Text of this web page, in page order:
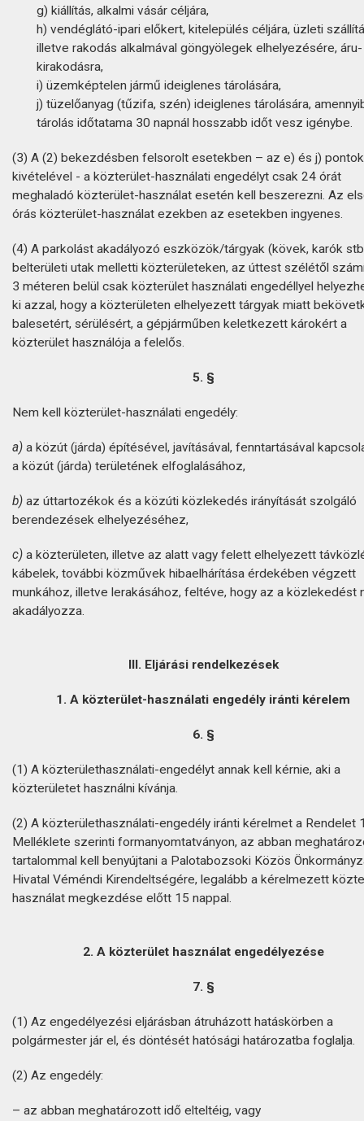
g) kiállítás, alkalmi vásár céljára,
h) vendéglátó-ipari előkert, kitelepülés céljára, üzleti
illetve rakodás alkalmával göngyölegek elhelyezésére, áru-
kirakodásra,
i) üzemképtelen jármű ideiglenes tárolására,
j) tüzelőanyag (tűzifa, szén) ideiglenes tárolására,
tárolás időtatama 30 napnál hosszabb időt vesz igénybe.
(3) A (2) bekezdésben felsorolt esetekben – az e) és j) pontok
kivételével - a közterület-használati engedélyt csak 24 órát
meghaladó közterület-használat esetén kell beszerezni. Az
órás közterület-használat ezekben az esetekben ingyenes.
(4) A parkolást akadályozó eszközök/tárgyak (kövek, karók
belterületi utak melletti közterületeken, az úttest szélétől
3 méteren belül csak közterület használati engedéllyel
ki azzal, hogy a közterületen elhelyezett tárgyak miatt
balesetért, sérülésért, a gépjárműben keletkezett károkért a
közterület használója a felelős.
5. §
Nem kell közterület-használati engedély:
a) a közút (járda) építésével, javításával, fenntartásával
a közút (járda) területének elfoglalásához,
b) az úttartozékok és a közúti közlekedés irányítását szolgáló
berendezések elhelyezéséhez,
c) a közterületen, illetve az alatt vagy felett elhelyezett
kábelek, további közművek hibaelhárítása érdekében végzett
munkához, illetve lerakásához, feltéve, hogy az a közlekedést
akadályozza.
III. Eljárási rendelkezések
1. A közterület-használati engedély iránti kérelem
6. §
(1) A közterülethasználati-engedélyt annak kell kérnie, aki a
közterületet használni kívánja.
(2) A közterülethasználati-engedély iránti kérelmet a Rendelet
Melléklete szerinti formanyomtatványon, az abban
tartalommal kell benyújtani a Palotabozsoki Közös
Hivatal Véméndi Kirendeltségére, legalább a kérelmezett
használat megkezdése előtt 15 nappal.
2. A közterület használat engedélyezése
7. §
(1) Az engedélyezési eljárásban átruházott hatáskörben a
polgármester jár el, és döntését hatósági határozatba foglalja.
(2) Az engedély:
– az abban meghatározott idő elteltéig, vagy